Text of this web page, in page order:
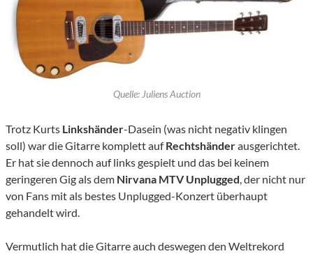
Quelle: Juliens Auction
Trotz Kurts Linkshänder-Dasein (was nicht negativ klingen
soll) war die Gitarre komplett aufRechtshänderausgerichtet.
Er hat sie dennoch auf links gespielt und das bei keinem
geringeren Gig als dem Nirvana MTV Unplugged, der nicht nur
von Fans mit als bestes Unplugged-Konzert überhaupt
gehandelt wird.
Vermutlich hat die Gitarre auch deswegen den Weltrekord